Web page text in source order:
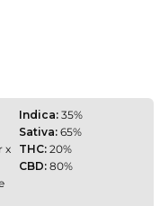
x
Indica:35%
Sativa:65%
THC:20%
CBD:80%